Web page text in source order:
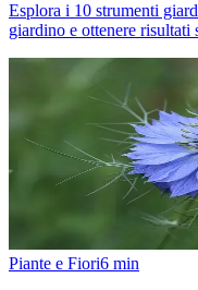
Esplora i 10 strumenti
giardino e ottenere
Piante e Fiori6 min